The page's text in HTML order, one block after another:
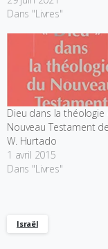
serrée (close reading). Sa
certains de ses
constituent une
de nature au fond
'théologique' (pour
Dans "Livres"
Dieu dans la théologie
Nouveau Testament
W. Hurtado
1 avril 2015
Dans "Livres"
Israël